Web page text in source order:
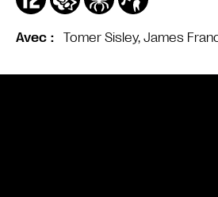
Avec Tomer Sisley, James